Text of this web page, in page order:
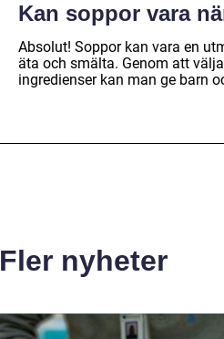
Kan soppor vara
Absolut! Soppor kan vara en
äta och smälta. Genom att
ingredienser kan man ge barn
Fler nyheter